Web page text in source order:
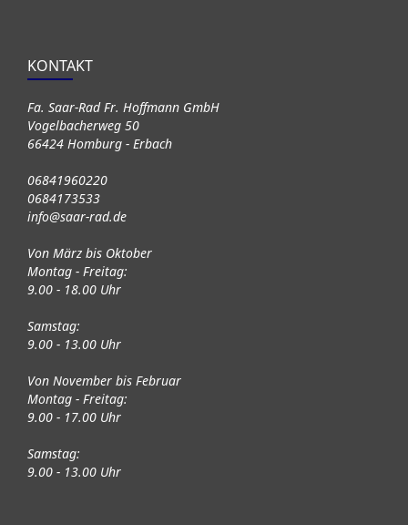
KONTAKT
Fa. Saar-Rad Fr. Hoffmann GmbH
Vogelbacherweg 50
66424 Homburg - Erbach
06841960220
0684173533
info@saar-rad.de
Von März bis Oktober
Montag - Freitag:
9.00 - 18.00 Uhr
Samstag:
9.00 - 13.00 Uhr
Von November bis Februar
Montag - Freitag:
9.00 - 17.00 Uhr
Samstag:
9.00 - 13.00 Uhr